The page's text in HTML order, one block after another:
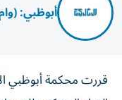
أبوظبي:
قررت محكمة أبوظبي